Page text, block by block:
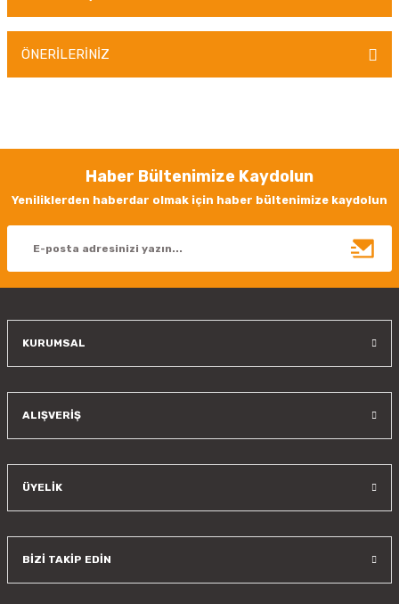
ÖNERİLERİNİZ
Görüş ve önerileriniz için teşekkür ederiz.
Bu ürüne benzer farklı alternatifler olmalı.
Haber Bültenimize Kaydolun
Yeniliklerden haberdar olmak için haber bültenimize kaydolun
KURUMSAL
ALIŞVERİŞ
ÜYELİK
BİZİ TAKİP EDİN